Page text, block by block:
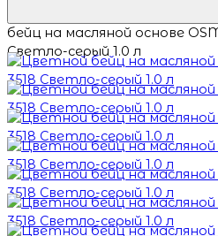
бейц на масляной основе
Светло-серый 1.0 л